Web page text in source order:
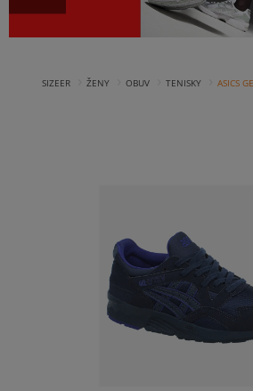
SIZEER ŽENY OBUV TENISKY ASICS